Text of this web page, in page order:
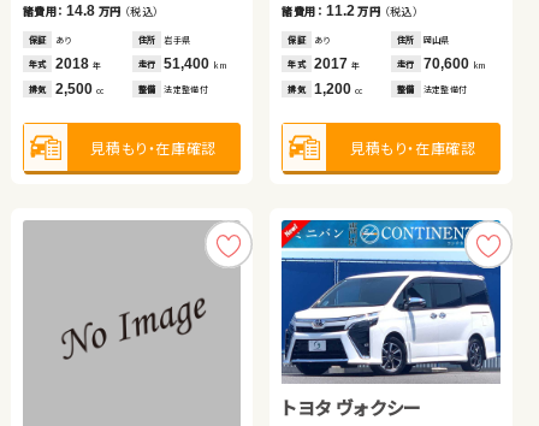
諸費用：14.8 万円 （税込）
保証 あり 住所 岩手県
年式 2018 年 走行 51,400 km
排気 2,500 cc 整備 法定整備付
見積もり・在庫確認
諸費用： 11.2 万円 （税込）
保証 あり 住所 岡山県
年式 2017年 走行 70,600 km
排気 1,200cc 整備 法定整備付
見積もり・在庫確認
トヨタ ヴォクシー
諸費用：8.6万円（税込）
保証 なし 住所 岡山県
年式 2015 年 走行 128,400km
排気 2,000 cc 整備 なし
見積もり・在庫確認
321.4万円
車両本体価格
諸費用：12.9万円 （税込）
保証 あり 住所 青森県
2024年 20,100km
排気 1,500cc 整備 法定整備付
45.6万円
車両本体価格
諸費用：14.4万円 （税込）
保証 なし 住所 青森県
排気 2,000cc 整備 法定整備付
109.5万円
車両本体価格
諸費用：14.2万円 （税込）
保証 あり 住所 埼玉県
排気 1,400cc 整備 法定整備付